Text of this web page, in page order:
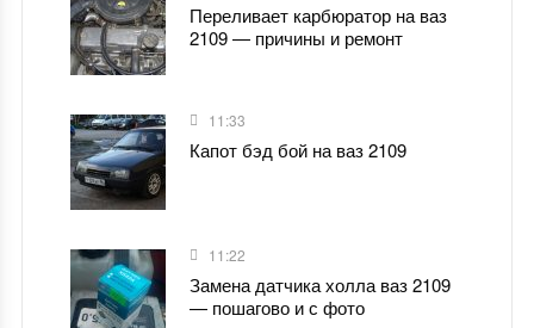
Переливает карбюратор на ваз
2109 — причины и ремонт
11:33
Капот бэд бой на ваз 2109
11:22
Замена датчика холла ваз 2109
— пошагово и с фото